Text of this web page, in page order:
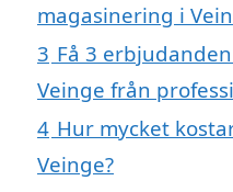
magasinering i
3 Få 3
Veinge från
4 Hur mycket
Veinge?